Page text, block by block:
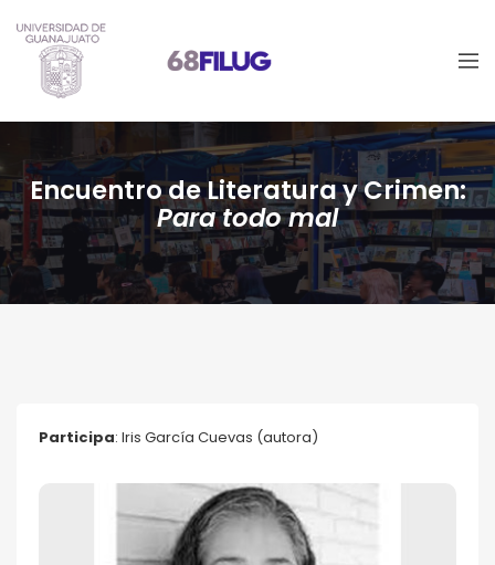
Encuentro de Literatura y Crimen:
Para todo mal
Participa: Iris García Cuevas (autora)